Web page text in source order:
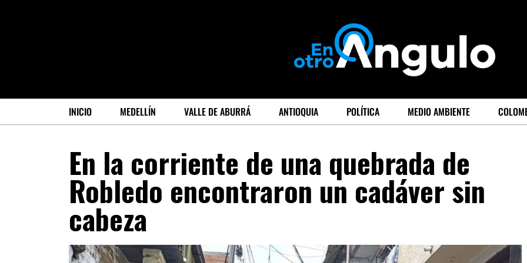
INICIO MEDELLÍN VALLE DE ABURRÁ ANTIOQUIA POLÍTICA MEDIO AMBIENTE
En la corriente de una quebrada de
Robledo encontraron un cadáver sin
cabeza